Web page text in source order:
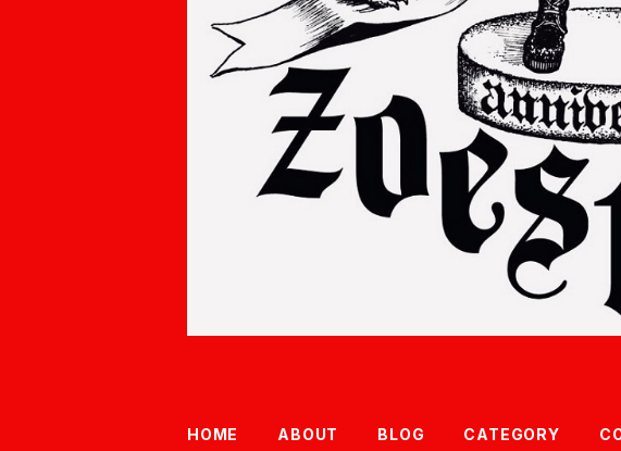
HOME ABOUT BLOG CATEGORY